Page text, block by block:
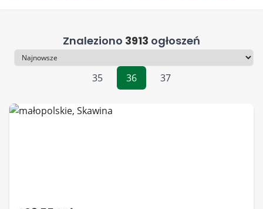
Znaleziono 3913 ogłoszeń
Sortowanie
35
36 37